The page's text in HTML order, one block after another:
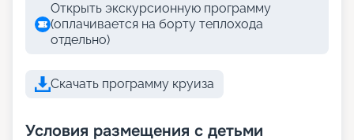
Открыть экскурсионную программу
(оплачивается на борту теплохода
отдельно)
Скачать программу круиза
Условия размещения с детьми